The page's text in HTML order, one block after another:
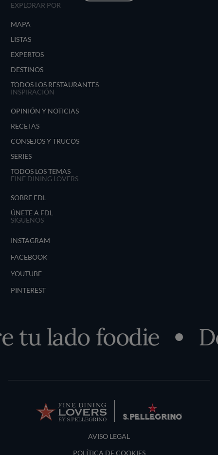
EXPLORAR POR
MAPA
LISTAS
EXPERTOS
DESTINOS
TODOS LOS RESTAURANTES
INSPIRACIÓN
OPINIÓN Y NOTICIAS
RECETAS
CONSEJOS Y TRUCOS
SERIES
TODOS LOS TEMAS
FINE DINING LOVERS
SOBRE FDL
ÚNETE A FDL
SÍGUENOS
INSTAGRAM
FACEBOOK
YOUTUBE
PINTEREST
lado foodie
Terms and Conditions
AVISO LEGAL
POLÍTICA DE COOKIES